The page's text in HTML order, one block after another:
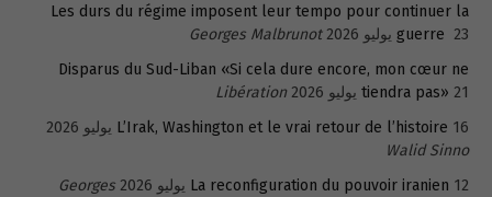
Les durs du régime imposent leur tempo pour continuer la
guerre 23 يوليو 2026
Georges Malbrunot
Disparus du Sud-Liban «Si cela dure encore, mon cœur ne
tiendra pas» 21 يوليو 2026
Libération
L’Irak, Washington et le vrai retour de l’histoire 16 يوليو 2026
Walid Sinno
La reconfiguration du pouvoir iranien 12 يوليو 2026
Georges